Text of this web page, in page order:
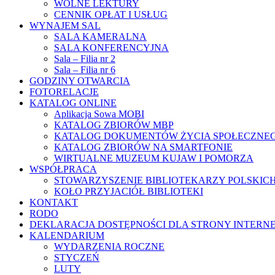
WOLNE LEKTURY
CENNIK OPŁAT I USŁUG
WYNAJEM SAL
SALA KAMERALNA
SALA KONFERENCYJNA
Sala – Filia nr 2
Sala – Filia nr 6
GODZINY OTWARCIA
FOTORELACJE
KATALOG ONLINE
Aplikacja Sowa MOBI
KATALOG ZBIORÓW MBP
KATALOG DOKUMENTÓW ŻYCIA
KATALOG ZBIORÓW NA SMARTFONIE
WIRTUALNE MUZEUM KUJAW I POMORZA
WSPÓŁPRACA
STOWARZYSZENIE BIBLIOTEKARZY
KOŁO PRZYJACIÓŁ BIBLIOTEKI
KONTAKT
RODO
DEKLARACJA DOSTĘPNOŚCI DLA STRONY
KALENDARIUM
WYDARZENIA ROCZNE
STYCZEŃ
LUTY